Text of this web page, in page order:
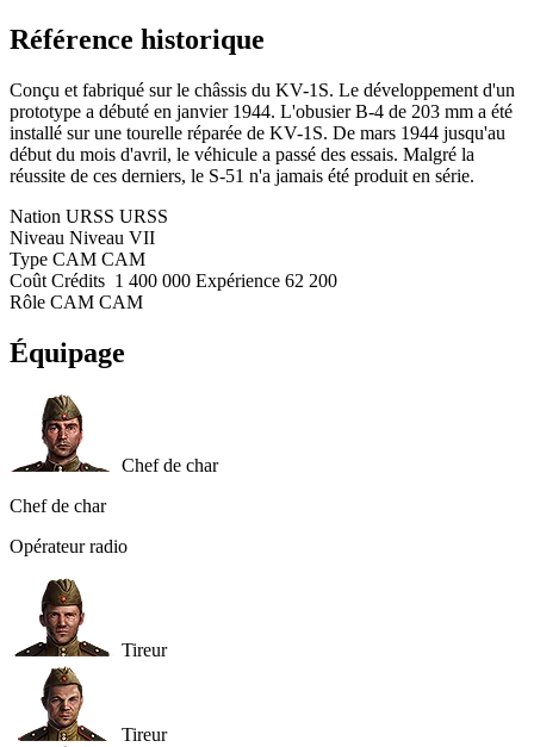
Référence historique
Conçu et fabriqué sur le châssis du KV-1S. Le développement d'un
prototype a débuté en janvier 1944. L'obusier B-4 de 203 mm a été
installé sur une tourelle réparée de KV-1S. De mars 1944 jusqu'au
début du mois d'avril, le véhicule a passé des essais. Malgré la
réussite de ces derniers, le S-51 n'a jamais été produit en série.
Nation URSS URSS
Niveau Niveau VII
Type CAM CAM
Coût Crédits 1 400 000 Expérience 62 200
Rôle CAM CAM
Équipage
Chef de char
Chef de char
Opérateur radio
Tireur
Tireur